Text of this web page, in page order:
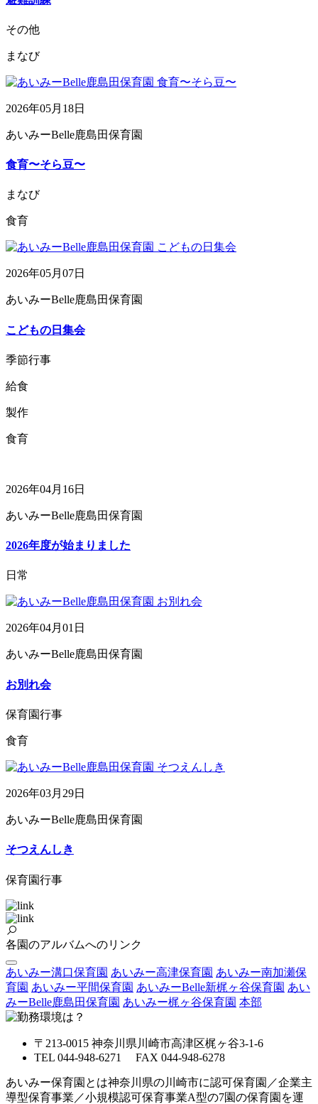
その他
まなび
2026年05月18日
あいみーBelle鹿島田保育園
食育〜そら豆〜
まなび
食育
2026年05月07日
あいみーBelle鹿島田保育園
こどもの日集会
季節行事
給食
製作
食育
2026年04月16日
あいみーBelle鹿島田保育園
2026年度が始まりました
日常
2026年04月01日
あいみーBelle鹿島田保育園
お別れ会
保育園行事
食育
2026年03月29日
あいみーBelle鹿島田保育園
そつえんしき
保育園行事
各園のアルバムへのリンク
あいみー溝口保育園 あいみー高津保育園 あいみー南加瀬保
育園 あいみー平間保育園 あいみーBelle新梶ヶ谷保育園 あい
みーBelle鹿島田保育園 あいみー梶ヶ谷保育園 本部
〒213-0015 神奈川県川崎市高津区梶ヶ谷3-1-6
TEL 044-948-6271 FAX 044-948-6278
あいみー保育園とは神奈川県の川崎市に認可保育園／企業主
導型保育事業／小規模認可保育事業A型の7園の保育園を運